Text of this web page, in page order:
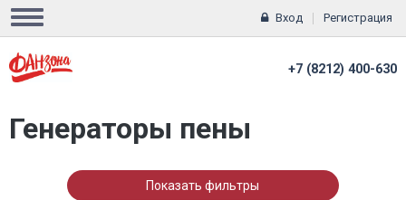
Вход Регистрация
+7 (8212) 400-630
Генераторы пены
Показать фильтры